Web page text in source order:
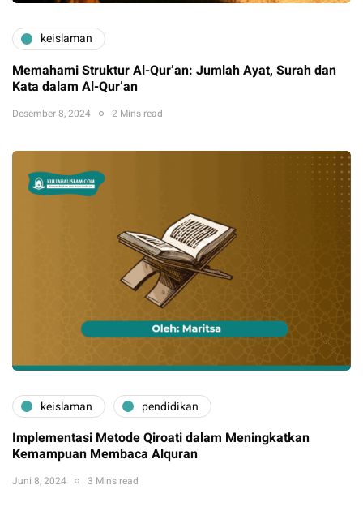
keislaman
Memahami Struktur Al-Qur’an: Jumlah Ayat, Surah dan
Kata dalam Al-Qur’an
Desember 8, 2024 2 Mins read
keislaman pendidikan
Implementasi Metode Qiroati dalam Meningkatkan
Kemampuan Membaca Alquran
Juni 8, 2024 3 Mins read